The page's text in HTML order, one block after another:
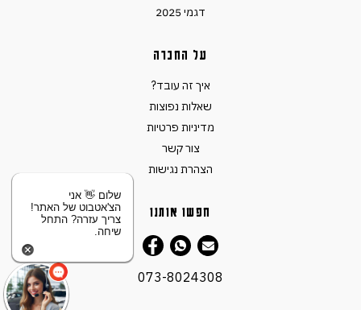
דגמי 2025
על החברה
איך זה עובד?
שאלות נפוצות
מדיניות פרטיות
צור קשר
הצהרת נגישות
חפשו אותנו
073-8024308
שלום 👋 אני
הצ'אטבוט של האתר!
צריך עזרה? התחל
שיחה.